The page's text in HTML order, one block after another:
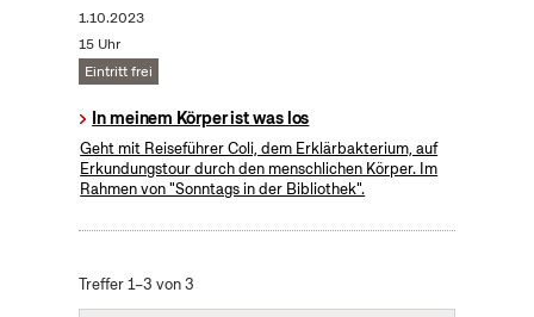
1.10.2023
15 Uhr
Eintritt frei
In meinem Körper ist was los
Geht mit Reiseführer Coli, dem Erklärbakterium, auf
Erkundungstour durch den menschlichen Körper. Im
Rahmen von "Sonntags in der Bibliothek".
Treffer 1–3 von 3